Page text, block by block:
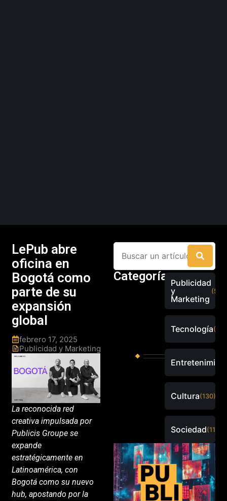
LePub abre
oficina en
Bogotá como
parte de su
expansión
global
febrero 17, 2025
Publicidad y Marketing
La reconocida red
creativa impulsada por
Publicis Groupe se
expande
estratégicamente en
Latinoamérica, con
Bogotá como su nuevo
hub, apostando por la
CategoríasPublicidad
y
Marketing
Tecnología
Cultura(130)
Sociedad(115)